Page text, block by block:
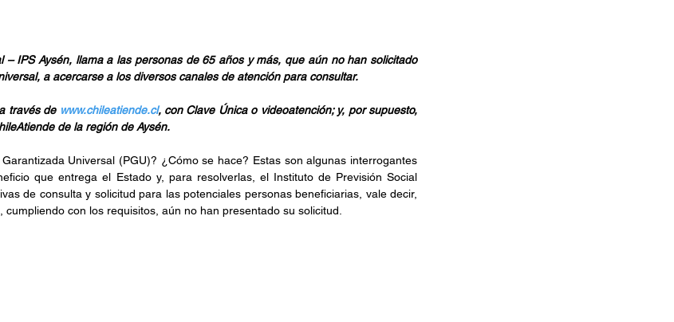
– IPS Aysén, llama a las personas de 65 años y más, que aún no han solicitado
a acercarse a los diversos canales de atención para consultar.
través de www.chileatiende.cl, con Clave Única o videoatención; y, por supuesto,
de la región de Aysén.
Universal (PGU)? ¿Cómo se hace? Estas son algunas interrogantes
que entrega el Estado y, para resolverlas, el Instituto de Previsión Social
de consulta y solicitud para las potenciales personas beneficiarias, vale decir,
con los requisitos, aún no han presentado su solicitud.